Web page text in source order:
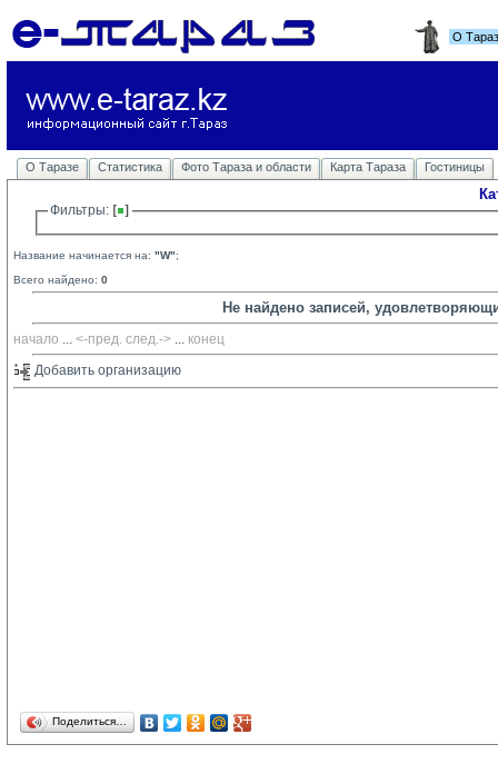
О
О Таразе Статистика Фото Тараза и области Карта Тараза Гостиницы
Фильтры:
Название начинается на: "W";
Всего найдено: 0
Не найдено записей,
начало ... <-пред. след.-> ... конец
Добавить организацию
Поделиться…